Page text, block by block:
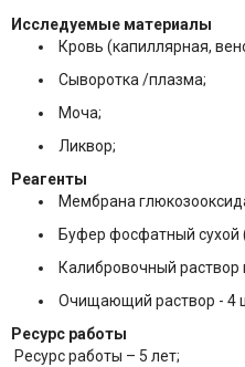
Исследуемые материалы
Кровь (капиллярная,
Сыворотка /плазма;
Моча;
Ликвор;
Реагенты
Мембрана
Буфер фосфатный сухой
Калибровочный
Очищающий раствор - 4
Ресурс работы
Ресурс работы – 5 лет;